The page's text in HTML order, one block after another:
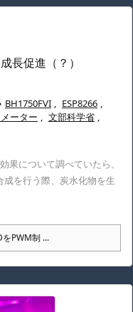
長促進（？）
BH1750FVI , ESP8266 ,
ーター , 文部科学省 ,
果について調べていたら、
を行う際、炭水化物を生
PWM制 ...